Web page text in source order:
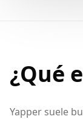
¿Qué
Yapper suele